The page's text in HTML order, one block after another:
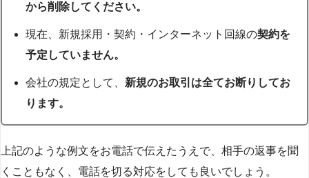
から削除してください。
現在、新規採用・契約・インターネット回線の契約を
予定していません。
会社の規定として、 新規のお取引は全てお断りしてお
ります。
上記のような例文をお電話で伝えたうえで、相手の返事を聞
くこともなく、電話を切る対応をしても良いでしょう。